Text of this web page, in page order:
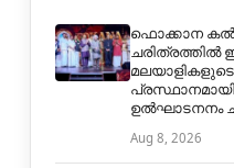
ഫൊക്കാന
ചരിത്രത്തിൽ
ഉൽഘാടനനം
Aug 8, 2026